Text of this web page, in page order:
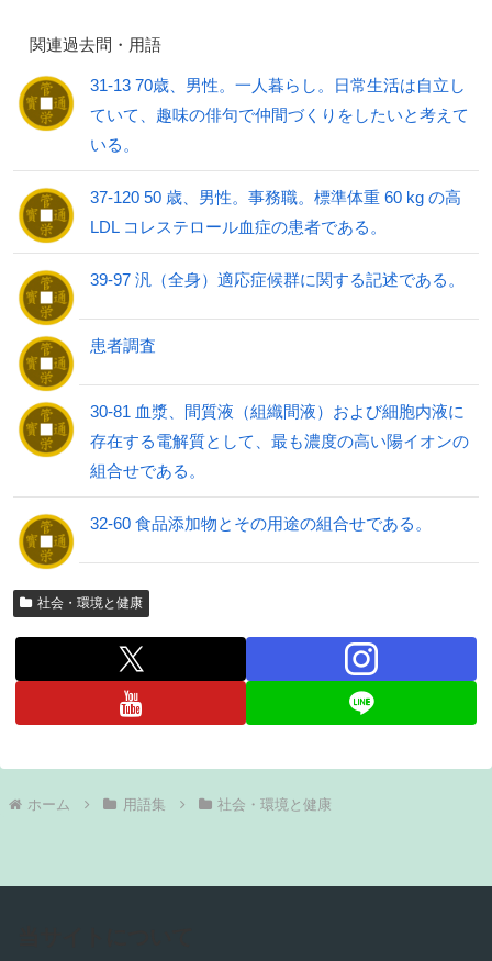
関連過去問・用語
31-13 70歳、男性。一人暮らし。日常生活は自立し
ていて、趣味の俳句で仲間づくりをしたいと考えて
いる。
37-120 50 歳、男性。事務職。標準体重 60 kg の高
LDL コレステロール血症の患者である。
39-97 汎（全身）適応症候群に関する記述である。
患者調査
30-81 血漿、間質液（組織間液）および細胞内液に
存在する電解質として、最も濃度の高い陽イオンの
組合せである。
32-60 食品添加物とその用途の組合せである。
社会・環境と健康
ホーム 用語集 社会・環境と健康